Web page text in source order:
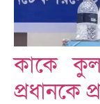
কাকে
প্রধানকে